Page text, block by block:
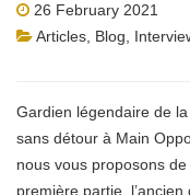
26 February 2021
Articles Blog
Gardien légendaire de
sans détour à Main
nous vous proposons
première partie,